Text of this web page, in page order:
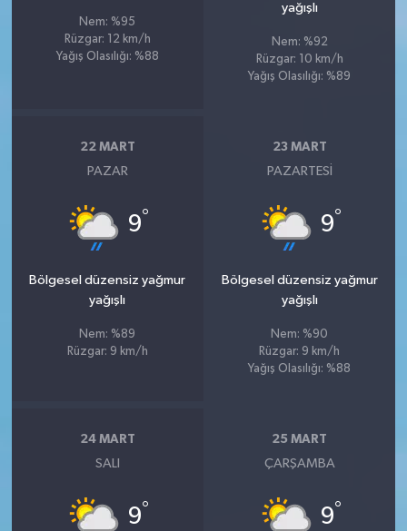
Nem: %95
Rüzgar: 12 km/h
Yağış Olasılığı: %88
yağışlı
Nem: %92
Rüzgar: 10 km/h
Yağış Olasılığı: %89
22 MART
PAZAR
9°
Bölgesel düzensiz yağmur
yağışlı
Nem: %89
Rüzgar: 9 km/h
23 MART
PAZARTESI
9°
Bölgesel düzensiz yağmur
yağışlı
Nem: %90
Rüzgar: 9 km/h
Yağış Olasılığı: %88
24 MART
SALI
9°
25 MART
ÇARŞAMBA
9°